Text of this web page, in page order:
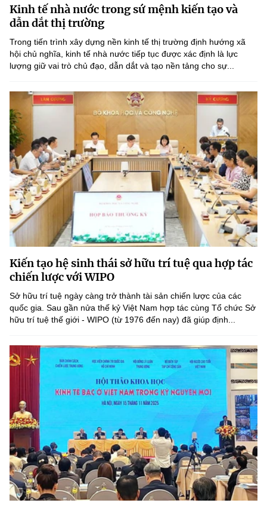
Sở Khoa học và Công nghệ
Chuyển đổi số
Bưu chính, Viễn thông
Tiêu chuẩn, đo lường, chất lượng
Năng lượng nguyên tử
Tin tổng hợp
Tin địa phương
Văn bản QPPL
Văn bản chỉ đạo điều hành
Lấy ý kiến người dân về dự thảo VBQPPL
MST IOFFICE
THỐNG KÊ
Khoa học và Công nghệ
Đổi mới sáng tạo
Bưu chính, Viễn thông
Sở hữu trí tuệ
Tiêu chuẩn, đo lường, chất lượng
Năng lượng nguyên tử
Multimedia
THƯ ĐIỆN TỬ
Khác
Videos
Infographic
Ảnh
Voice
Nhiệm vụ trọng tâm
Chọn ngôn ngữ
Vietnamese English
BỘ KHOA HỌC VÀ CÔNG NGHỆ
MINISTRY OF SCIENCE AND TECHNOLOGY
Điều khoản sử dụng Theo dõi MST: Góp ý
Cơ quan chủ quản: Bộ Khoa học và Công nghệ (MST)
Chịu trách nhiệm nội dung: Nguyễn Thị Hải Hằng
Giám đốc Trung tâm Truyền thông Khoa học và Công nghệ.
Liên hệ
Địa chỉ: Ban Biên tập Cổng TTĐT - 18 Nguyễn Du, TP. Hà Nội
Điện thoại: 024 3936 9506
Kinh tế nhà nước trong sứ mệnh kiến tạo và
dẫn dắt thị trường
Trong tiến trình xây dựng nền kinh tế thị trường định hướng xã
hội chủ nghĩa, kinh tế nhà nước tiếp tục được xác định là lực
lượng giữ vai trò chủ đạo, dẫn dắt và tạo nền tảng cho sự...
Kiến tạo hệ sinh thái sở hữu trí tuệ qua hợp tác
chiến lược với WIPO
Sở hữu trí tuệ ngày càng trở thành tài sản chiến lược của các
quốc gia. Sau gần nửa thế kỷ Việt Nam hợp tác cùng Tổ chức Sở
hữu trí tuệ thế giới - WIPO (từ 1976 đến nay) đã giúp định...